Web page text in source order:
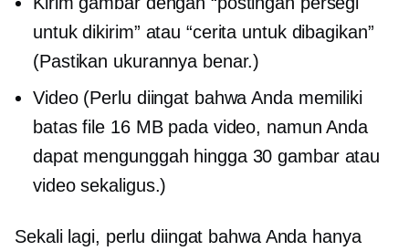
untuk dikirim” atau “cerita untuk dibagikan”
(Pastikan ukurannya benar.)
Video (Perlu diingat bahwa Anda memiliki
batas file 16 MB pada video, namun Anda
dapat mengunggah hingga 30 gambar atau
video sekaligus.)
Sekali lagi, perlu diingat bahwa Anda hanya